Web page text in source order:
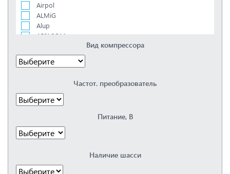
Airpol
ALMiG
Alup
ARIACOM
Atlas copco
Atmos
Ceccato
Chicago Pneumatic
Comprag
CrossAir
DAS
Вид компрессора
Частот. преобразователь
Питание, В
Наличие шасси